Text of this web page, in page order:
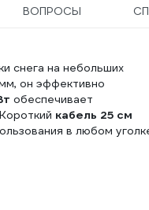
ВОПРОСЫ
снега на небольших
он эффективно
обеспечивает
кабель 25 см
в любом